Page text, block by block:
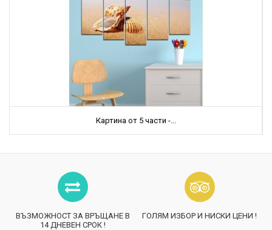
Картина от 5 части -...
ВЪЗМОЖНОСТ ЗА ВРЪЩАНЕ В
14 ДНЕВЕН СРОК !
ГОЛЯМ ИЗБОР И НИСКИ ЦЕНИ !